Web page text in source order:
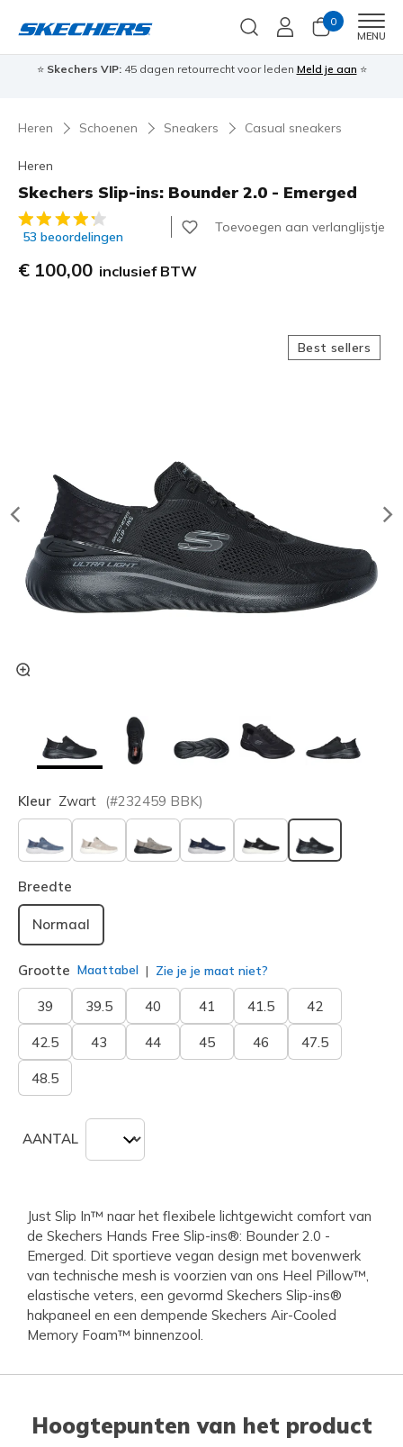
0
MENU
⭐ Skechers VIP:45 dagen retourrecht voor leden Meld je aan ⭐
Heren Schoenen Sneakers Casual sneakers
Heren
Skechers Slip-ins: Bounder 2.0 - Emerged
3,6 van de 5 klantbeoordelingen
53 beoordelingen
Toevoegen aan verlanglijstje
€ 100,00 inclusief BTW
Best sellers
Kleur Zwart (#232459 BBK)
geselecteerd
Breedte
Normaal
Grootte Maattabel Zie je je maat niet?
39 39.5 40 41 41.5 42
42.5 43 44 45 46 47.5
48.5
AANTAL
Just Slip In™ naar het flexibele lichtgewicht comfort van
de Skechers Hands Free Slip-ins®: Bounder 2.0 -
Emerged. Dit sportieve vegan design met bovenwerk
van technische mesh is voorzien van ons Heel Pillow™,
elastische veters, een gevormd Skechers Slip-ins®
hakpaneel en een dempende Skechers Air-Cooled
Memory Foam™ binnenzool.
Hoogtepunten van het product